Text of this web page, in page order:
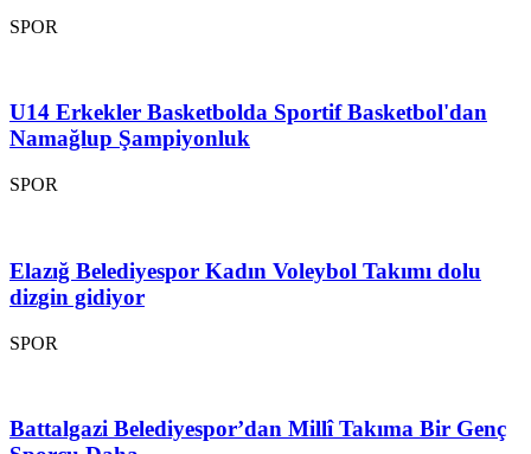
SPOR
U14 Erkekler Basketbolda Sportif Basketbol'dan
Namağlup Şampiyonluk
SPOR
Elazığ Belediyespor Kadın Voleybol Takımı dolu
dizgin gidiyor
SPOR
Battalgazi Belediyespor’dan Millî Takıma Bir Genç